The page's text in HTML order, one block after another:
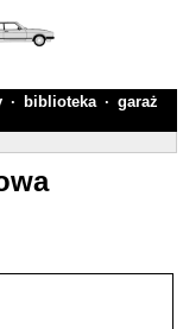
· biblioteka · garaż